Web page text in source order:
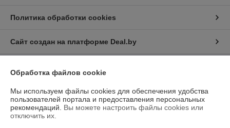
Политика обработки cookies
Сайт создан на платформе Deal.by
Информация для покупателя
Юридическое лицо:Общество с ограниченной ответственностью
“Трейдхаб”
РБ, 223056, г.Минская обл., Минский р-н, аг.Сеница, Сеницкий с/с,
д.11А, пом.4
Обработка файлов cookie
Мы используем файлы cookies для обеспечения удобства
пользователей портала и предоставления персональных
рекомендаций. Вы можете настроить файлы cookies или
отключить их.